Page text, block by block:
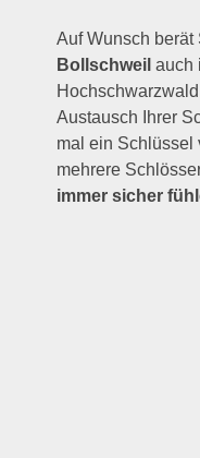
Auf Wunsch
Bollschweil auch
Austausch Ihrer
mal ein Schlüssel
mehrere
immer sicher